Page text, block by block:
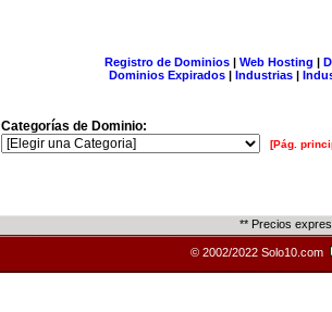
Registro de Dominios| Web Hosting |
Dominios Expirados | Industrias |
Categorías de Dominio:
[Pág.
** Precios
© 2002/2022 Solo10.com